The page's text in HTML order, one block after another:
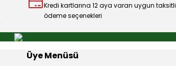
Gönder
Kredi kartlarına 12 aya varan uygun taksitli
ödeme seçenekleri
Üye Menüsü